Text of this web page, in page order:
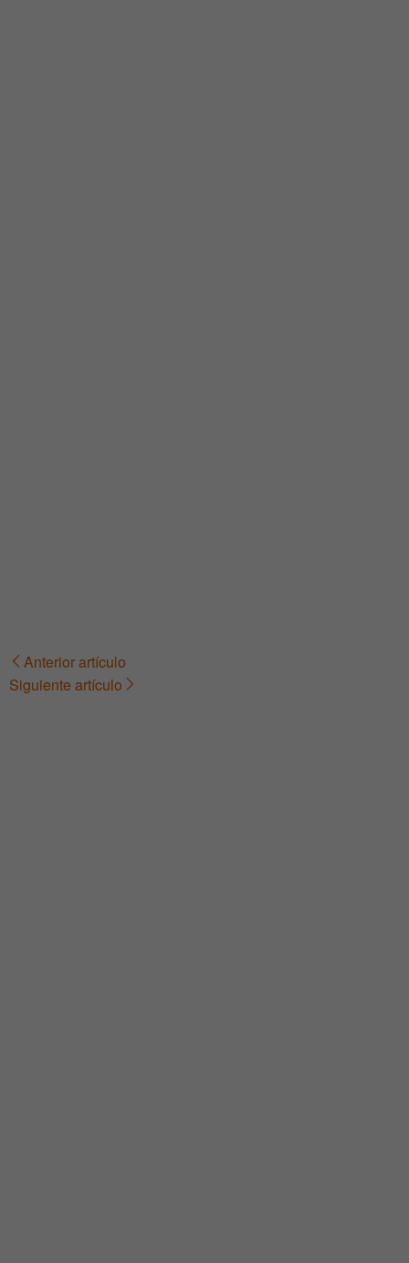
Navegación
Anterior artículo
Siguiente artículo